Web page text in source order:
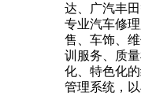
达、广汽丰
专业汽车修
售、车饰、
训服务、质
化、特色化
管理系统，